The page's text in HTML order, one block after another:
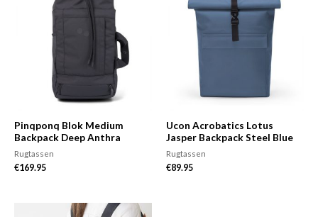
Pinqponq Blok Medium
Backpack Deep Anthra
Rugtassen
€169.95
Ucon Acrobatics Lotus
Jasper Backpack Steel Blue
Rugtassen
€89.95